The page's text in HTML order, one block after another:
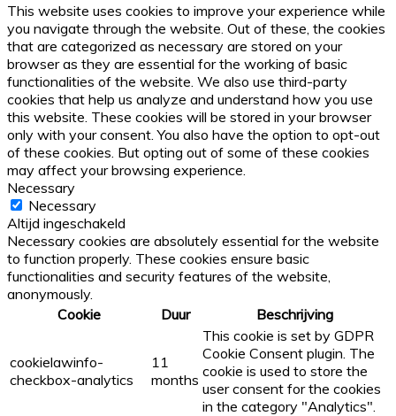
This website uses cookies to improve your experience while
you navigate through the website. Out of these, the cookies
that are categorized as necessary are stored on your
browser as they are essential for the working of basic
functionalities of the website. We also use third-party
cookies that help us analyze and understand how you use
this website. These cookies will be stored in your browser
only with your consent. You also have the option to opt-out
of these cookies. But opting out of some of these cookies
may affect your browsing experience.
Necessary
Necessary
Altijd ingeschakeld
Necessary cookies are absolutely essential for the website
to function properly. These cookies ensure basic
functionalities and security features of the website,
anonymously.
Cookie
Duur Beschrijving
cookielawinfo-
checkbox-analytics
11
months
This cookie is set by GDPR
Cookie Consent plugin. The
cookie is used to store the
user consent for the cookies
in the category "Analytics".